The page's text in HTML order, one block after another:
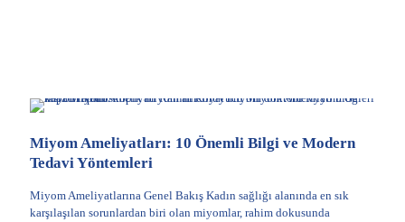
Miyom Ameliyatları: 10 Önemli Bilgi ve Modern
Tedavi Yöntemleri
Miyom Ameliyatlarına Genel Bakış Kadın sağlığı alanında en sık
karşılaşılan sorunlardan biri olan miyomlar, rahim dokusunda